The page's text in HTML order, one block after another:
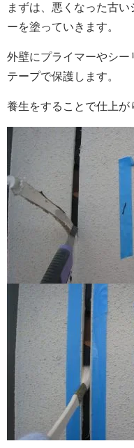
まずは、悪くなった古
ーを塗っていきます。
外壁にプライマーやシ
テープで保護します。
養生をすることで仕上が